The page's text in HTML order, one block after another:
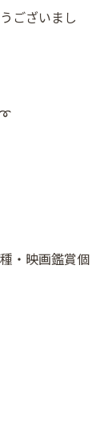
ございまし
・映画鑑賞個